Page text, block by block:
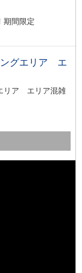
期間限定
ングエリア エ
リア エリア混雑